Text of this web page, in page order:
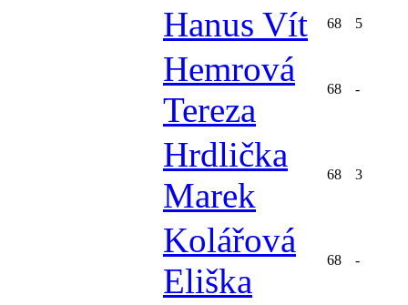
Hanus Vít 68 5
Hemrová
Tereza
68 -
Hrdlička
Marek
68 3
Kolářová
Eliška
68 -